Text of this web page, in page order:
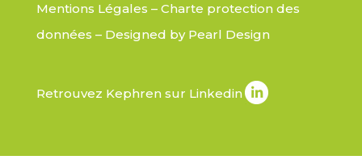
Mentions Légales – Charte protection des
données – Designed by Pearl Design
Retrouvez Kephren sur Linkedin